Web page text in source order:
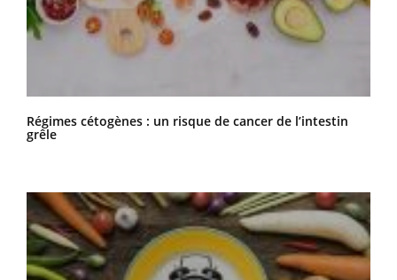
Régimes cétogènes : un risque de cancer de l’intestin
grêle